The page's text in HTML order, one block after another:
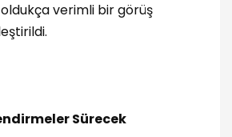
verimli bir görüş
Sürecek